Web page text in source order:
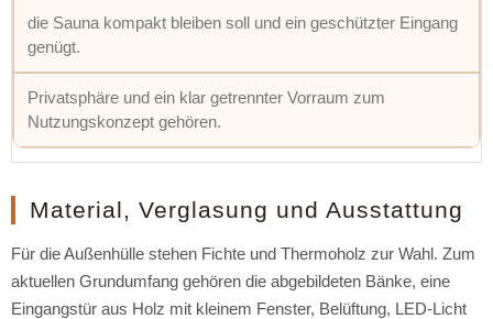
die Sauna kompakt bleiben soll und ein geschützter Eingang
genügt.
Privatsphäre und ein klar getrennter Vorraum zum
Nutzungskonzept gehören.
Material, Verglasung und Ausstattung
Für die Außenhülle stehen Fichte und Thermoholz zur Wahl. Zum
aktuellen Grundumfang gehören die abgebildeten Bänke, eine
Eingangstür aus Holz mit kleinem Fenster, Belüftung, LED-Licht